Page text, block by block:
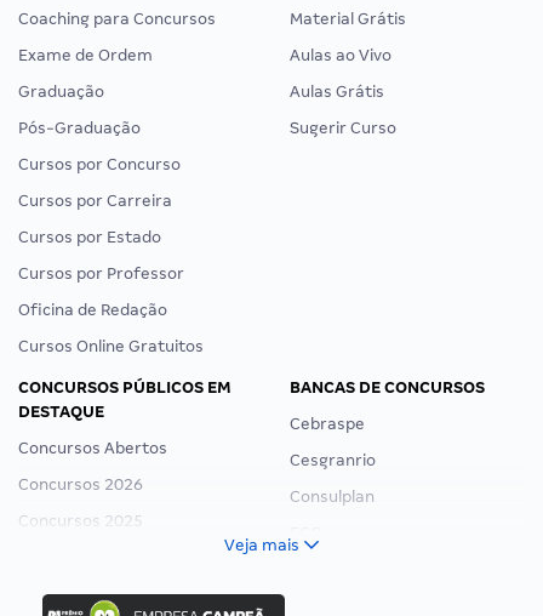
Coaching para Concursos
Exame de Ordem
Graduação
Pós-Graduação
Cursos por Concurso
Cursos por Carreira
Cursos por Estado
Cursos por Professor
Oficina de Redação
Cursos Online Gratuitos
Material Grátis
Aulas ao Vivo
Aulas Grátis
Sugerir Curso
CONCURSOS PÚBLICOS EM
DESTAQUE
Concursos Abertos
Concursos 2026
Concursos 2025
Concurso Ibama
BANCAS DE CONCURSOS
Cebraspe
Cesgranrio
Consulplan
Veja mais